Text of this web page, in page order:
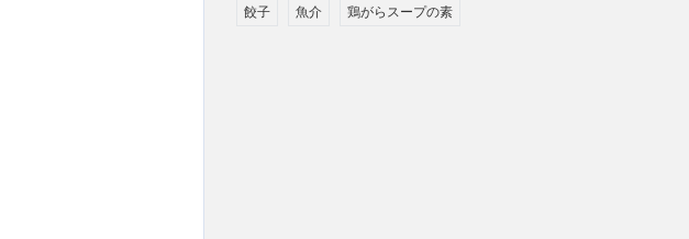
餃子 魚介 鶏がらスープの素